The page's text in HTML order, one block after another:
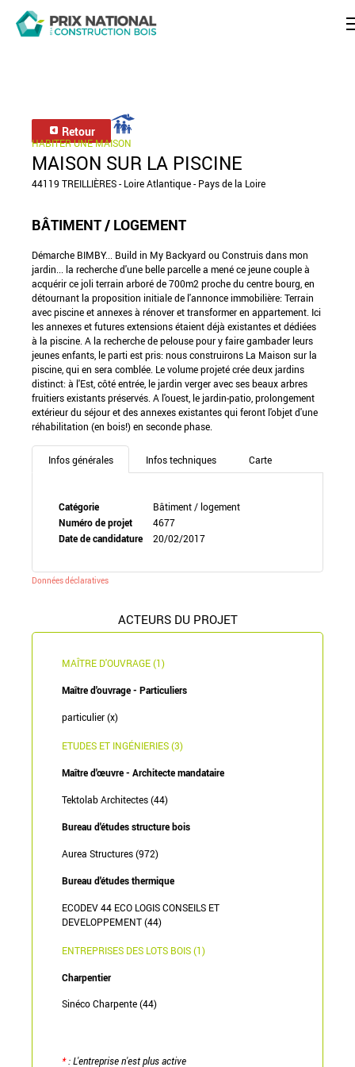
Retour
HABITER UNE MAISON
MAISON SUR LA PISCINE
44119 TREILLIÈRES - Loire Atlantique - Pays de la Loire
BÂTIMENT / LOGEMENT
Démarche BIMBY... Build in My Backyard ou Construis dans mon
jardin... la recherche d'une belle parcelle a mené ce jeune couple à
acquérir ce joli terrain arboré de 700m2 proche du centre bourg, en
détournant la proposition initiale de l'annonce immobilière: Terrain
avec piscine et annexes à rénover et transformer en appartement. Ici
les annexes et futures extensions étaient déjà existantes et dédiées
à la piscine. A la recherche de pelouse pour y faire gambader leurs
jeunes enfants, le parti est pris: nous construirons La Maison sur la
piscine, qui en sera comblée. Le volume projeté crée deux jardins
distinct: à l'Est, côté entrée, le jardin verger avec ses beaux arbres
fruitiers existants préservés. A l'ouest, le jardin-patio, prolongement
extérieur du séjour et des annexes existantes qui feront l'objet d'une
réhabilitation (en bois!) en seconde phase.
Infos générales Infos techniques Carte
Catégorie
Bâtiment / logement
Numéro de projet
4677
Date de candidature
20/02/2017
Données déclaratives
ACTEURS DU PROJET
MAÎTRE D'OUVRAGE (1)
Maître d'ouvrage - Particuliers
particulier (x)
ETUDES ET INGÉNIERIES (3)
Maître d'œuvre - Architecte mandataire
Tektolab Architectes (44)
Bureau d'études structure bois
Aurea Structures (972)
Bureau d'études thermique
ECODEV 44 ECO LOGIS CONSEILS ET
DEVELOPPEMENT (44)
ENTREPRISES DES LOTS BOIS (1)
Charpentier
Sinéco Charpente (44)
*: L'entreprise n'est plus active